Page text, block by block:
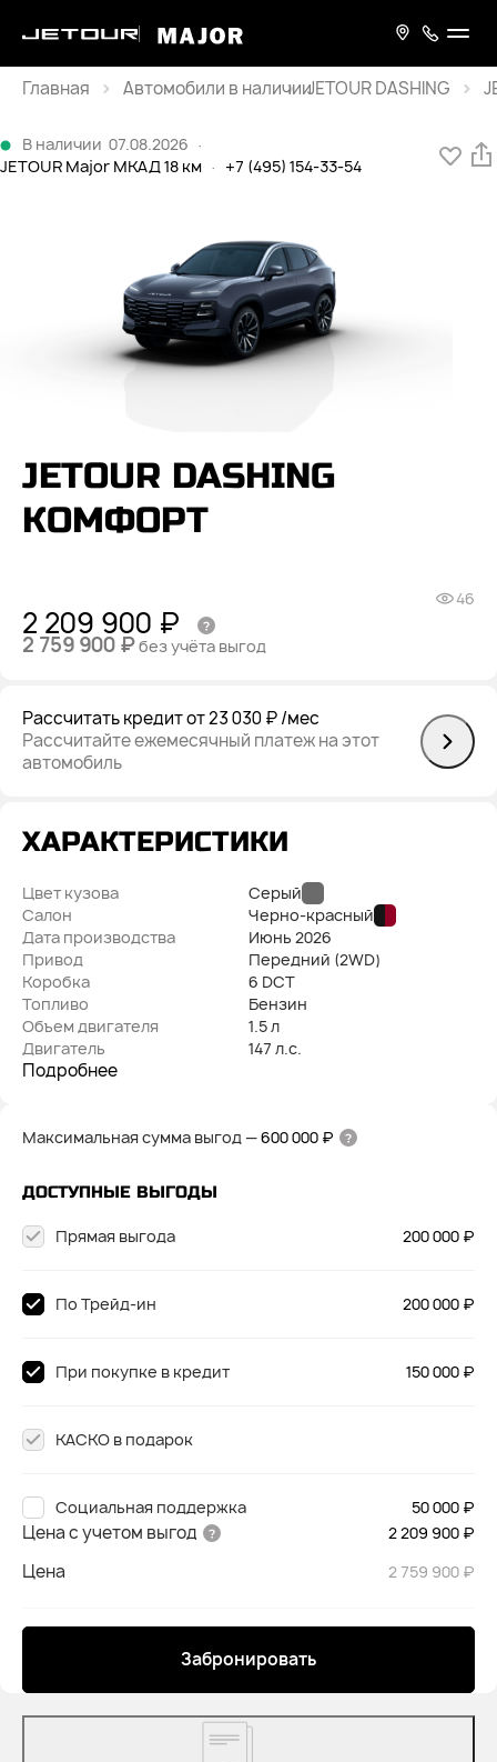
Главная
JETOUR DASHING
В наличии 07.08.2026 ·
JETOUR Major МКАД 18 км · +7 (495) 154-33-54
JETOUR DASHING
КОМФОРТ
46
2 209 900 ₽
2 759 900 ₽без учёта выгод
Рассчитать кредитот 23 030 ₽/мес
Рассчитайте ежемесячный платеж на этот
автомобиль
ХАРАКТЕРИСТИКИ
Цвет кузова
Серый
Салон
Черно-красный
Дата производства
Июнь 2026
Привод
Передний (2WD)
Коробка
6 DCT
Топливо
Бензин
Объем двигателя
1.5 л
Двигатель
147 л.с.
Подробнее
Максимальная сумма выгод—600 000 ₽
ДОСТУПНЫЕ ВЫГОДЫ
200 000 ₽
Прямая выгода
200 000 ₽
По Трейд-ин
150 000 ₽
При покупке в кредит
КАСКО в подарок
50 000 ₽
Социальная поддержка
Цена с учетом выгод 2 209 900 ₽
Цена 2 759 900 ₽
Забронировать